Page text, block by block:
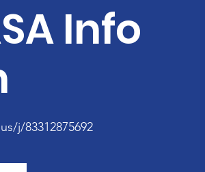
Info
j/83312875692